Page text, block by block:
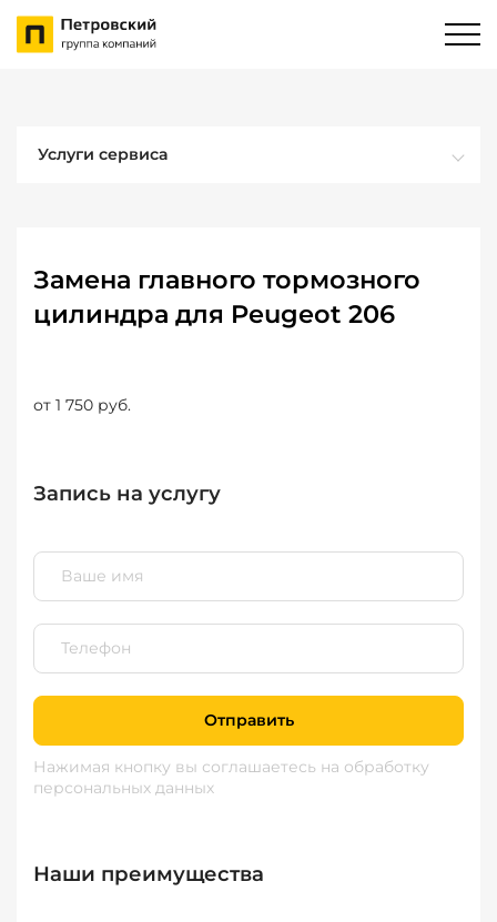
Услуги сервиса
Замена главного тормозного
цилиндра для Peugeot 206
от 1 750 руб.
Запись на услугу
Отправить
Нажимая кнопку вы соглашаетесь на обработку
персональных данных
Наши преимущества